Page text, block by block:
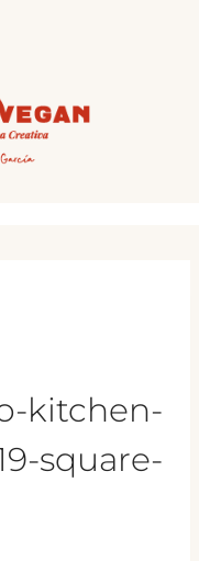
kitchen-
square-